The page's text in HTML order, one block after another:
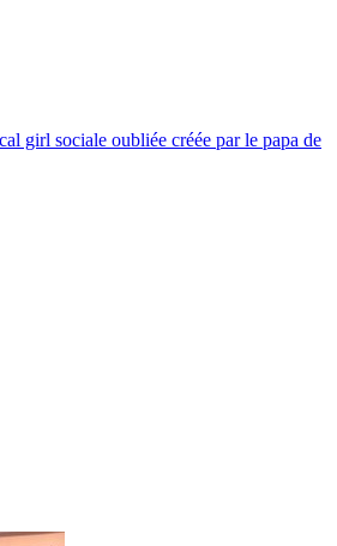
girl sociale oubliée créée par le papa de